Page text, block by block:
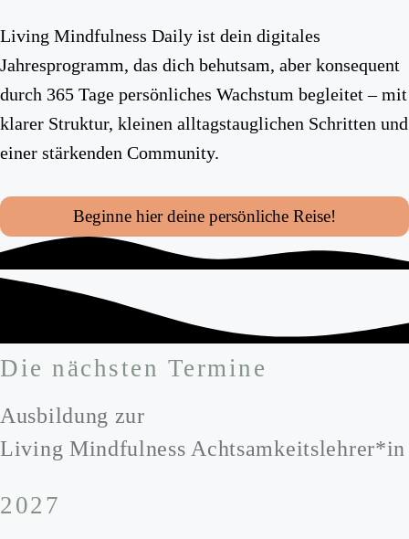
Living Mindfulness Daily ist dein digitales
Jahresprogramm, das dich behutsam, aber konsequent
durch 365 Tage persönliches Wachstum begleitet – mit
klarer Struktur, kleinen alltagstauglichen Schritten und
einer stärkenden Community.
Beginne hier deine persönliche Reise!
Die nächsten Termine
Ausbildung zur
Living Mindfulness Achtsamkeitslehrer*in
2027